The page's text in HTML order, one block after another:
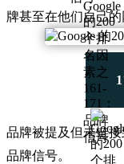
牌甚至在他们自己
品牌被提及但未链
品牌信号。